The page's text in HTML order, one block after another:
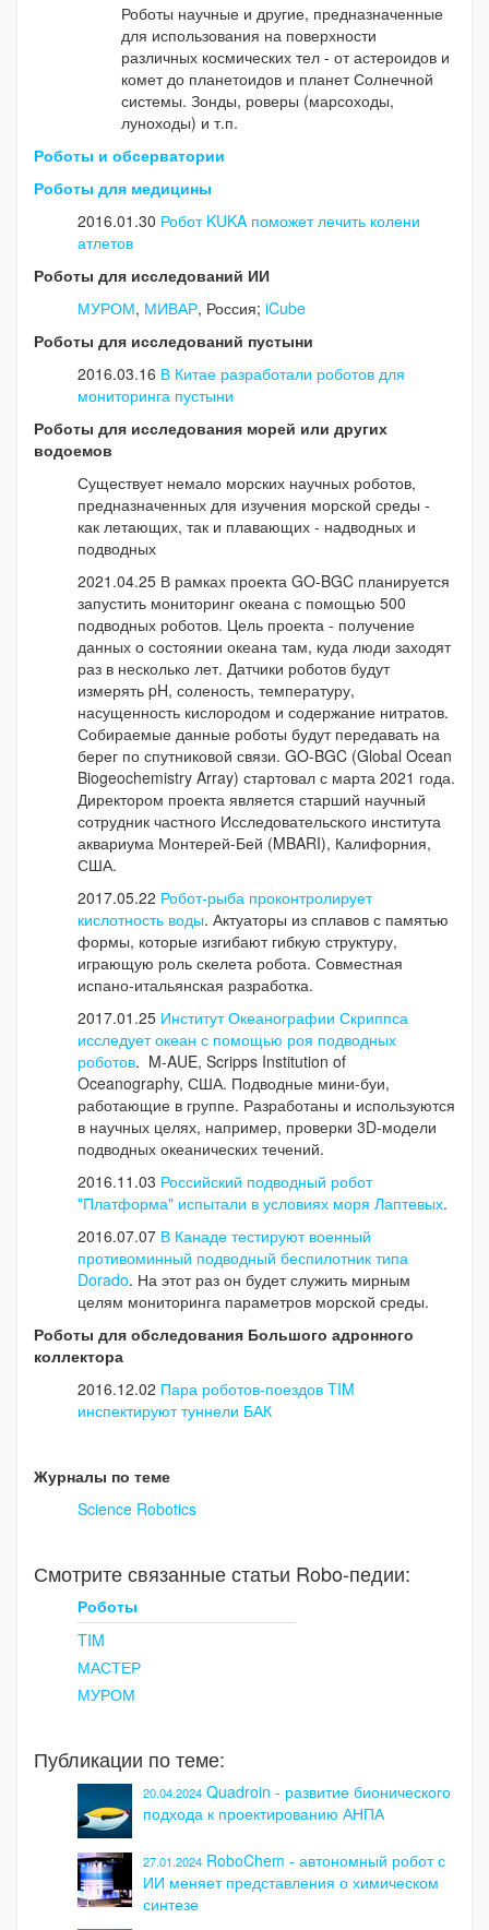
Роботы научные и другие, предназначенные
для использования на поверхности
различных космических тел - от астероидов и
комет до планетоидов и планет Солнечной
системы. Зонды, роверы (марсоходы,
луноходы) и т.п.
Роботы и обсерватории
Роботы для медицины
2016.01.30 Робот KUKA поможет лечить колени
атлетов
Роботы для исследований ИИ
МУРОМ, МИВАР, Россия; iCube
Роботы для исследований пустыни
2016.03.16 В Китае разработали роботов для
мониторинга пустыни
Роботы для исследования морей или других
водоемов
Существует немало морских научных роботов,
предназначенных для изучения морской среды -
как летающих, так и плавающих - надводных и
подводных
2021.04.25 В рамках проекта GO-BGC планируется
запустить мониторинг океана с помощью 500
подводных роботов. Цель проекта - получение
данных о состоянии океана там, куда люди заходят
раз в несколько лет. Датчики роботов будут
измерять pH, соленость, температуру,
насущенность кислородом и содержание нитратов.
Собираемые данные роботы будут передавать на
берег по спутниковой связи. GO-BGC (Global Ocean
Biogeochemistry Array) стартовал с марта 2021 года.
Директором проекта является старший научный
сотрудник частного Исследовательского института
аквариума Монтерей-Бей (MBARI), Калифорния,
США.
2017.05.22 Робот-рыба проконтролирует
кислотность воды. Актуаторы из сплавов с памятью
формы, которые изгибают гибкую структуру,
играющую роль скелета робота. Совместная
испано-итальянская разработка.
2017.01.25 Институт Океанографии Скриппса
исследует океан с помощью роя подводных
роботов. M-AUE, Scripps Institution of
Oceanography, США. Подводные мини-буи,
работающие в группе. Разработаны и используются
в научных целях, например, проверки 3D-модели
подводных океанических течений.
2016.11.03 Российский подводный робот
"Платформа" испытали в условиях моря Лаптевых.
2016.07.07 В Канаде тестируют военный
противоминный подводный беспилотник типа
Dorado. На этот раз он будет служить мирным
целям мониторинга параметров морской среды.
Роботы для обследования Большого адронного
коллектора
2016.12.02 Пара роботов-поездов TIM
инспектируют туннели БАК
Журналы по теме
Science Robotics
Смотрите связанные статьи Robo-педии:
Роботы
TIM
МАСТЕР
МУРОМ
Публикации по теме:
20.04.2024 Quadroin - развитие бионического
подхода к проектированию АНПА
27.01.2024 RoboChem - автономный робот с
ИИ меняет представления о химическом
синтезе